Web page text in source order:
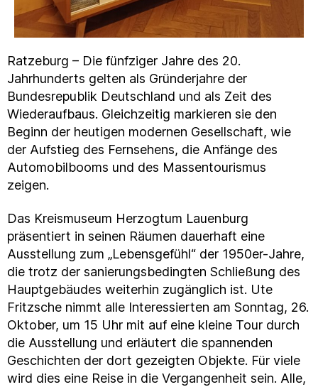
Ratzeburg – Die fünfziger Jahre des 20.
Jahrhunderts gelten als Gründerjahre der
Bundesrepublik Deutschland und als Zeit des
Wiederaufbaus. Gleichzeitig markieren sie den
Beginn der heutigen modernen Gesellschaft, wie
der Aufstieg des Fernsehens, die Anfänge des
Automobilbooms und des Massentourismus
zeigen.
Das Kreismuseum Herzogtum Lauenburg
präsentiert in seinen Räumen dauerhaft eine
Ausstellung zum „Lebensgefühl“ der 1950er-Jahre,
die trotz der sanierungsbedingten Schließung des
Hauptgebäudes weiterhin zugänglich ist. Ute
Fritzsche nimmt alle Interessierten am Sonntag, 26.
Oktober, um 15 Uhr mit auf eine kleine Tour durch
die Ausstellung und erläutert die spannenden
Geschichten der dort gezeigten Objekte. Für viele
wird dies eine Reise in die Vergangenheit sein. Alle,